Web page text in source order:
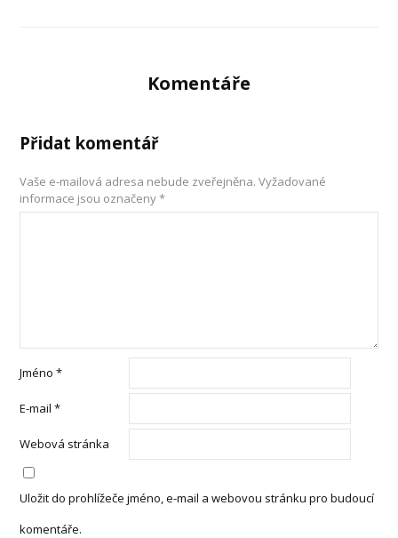
Komentáře
Přidat komentář
Vaše e-mailová adresa nebude zveřejněna. Vyžadované
informace jsou označeny*
Jméno*
E-mail*
Webová stránka
Uložit do prohlížeče jméno, e-mail a webovou stránku pro budoucí
komentáře.